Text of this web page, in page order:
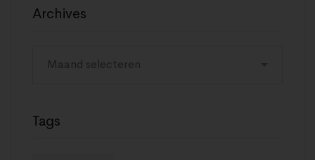
Archives
Tags